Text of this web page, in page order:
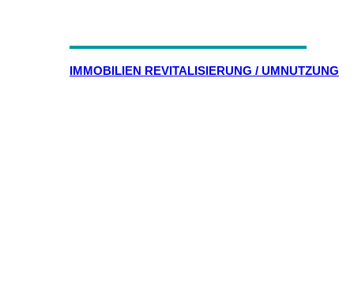
IMMOBILIEN REVITALISIERUNG / UMNUTZUNG